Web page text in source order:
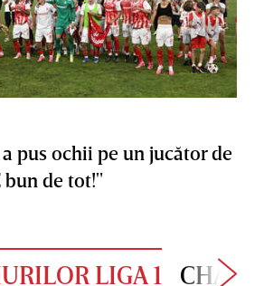
pus ochii pe un jucător de
bun de tot!"
LIGA 1